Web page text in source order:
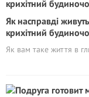
Як насправді
крихітний
Як вам таке життя в